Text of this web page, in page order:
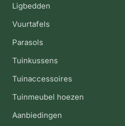
Ligbedden
Vuurtafels
Parasols
Tuinkussens
Tuinaccessoires
Tuinmeubel hoezen
Aanbiedingen